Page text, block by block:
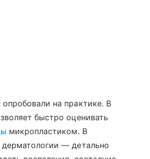
на практике. В
быстро оценивать
микропластиком. В
— детально